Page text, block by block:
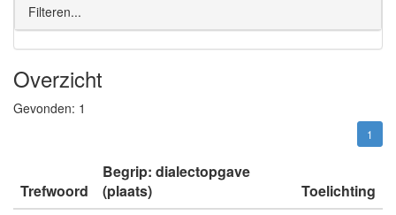
Filteren...
Overzicht
Gevonden: 1
1
Trefwoord
Begrip: dialectopgave
(plaats)
Toelichting